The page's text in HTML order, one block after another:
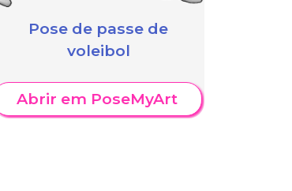
Pose de passe de
voleibol
Abrir em PoseMyArt